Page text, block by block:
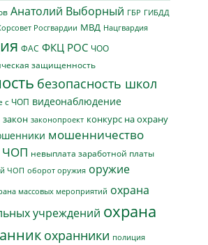
Анатолий Выборный ГБР ГИБДД
Росгвардии МВД Нацгвардия
ФАС ФКЦ РОС ЧОО
защищенность
безопасность школ
с ЧОП видеонаблюдение
закон законопроект конкурс на охрану
мошенничество
ЧОП невыплата заработной платы
ЧОП оборот оружия оружие
массовых мероприятий охрана
учреждений охрана
охранники полиция